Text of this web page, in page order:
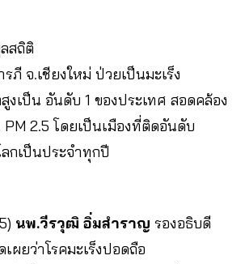
สถิติ
ภี จ.เชียงใหม่ ป่วยเป็นมะเร็ง
งเป็น อันดับ 1 ของประเทศ สอดคล้อง
2.5 โดยเป็นเมืองที่ติดอันดับ
กเป็นประจำทุกปี
นพ.วีรวุฒิ อิ่มสำราญ รองอธิบดี
ผยว่าโรคมะเร็งปอดถือ